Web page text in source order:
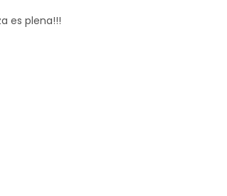
es plena!!!